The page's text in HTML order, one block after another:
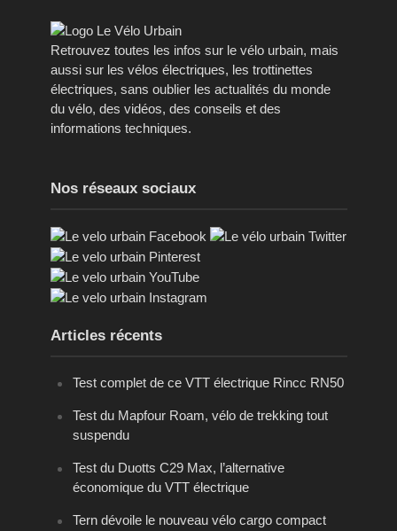
Retrouvez toutes les infos sur le vélo urbain, mais
aussi sur les vélos électriques, les trottinettes
électriques, sans oublier les actualités du monde
du vélo, des vidéos, des conseils et des
informations techniques.
Nos réseaux sociaux
Articles récents
Test complet de ce VTT électrique Rincc RN50
Test du Mapfour Roam, vélo de trekking tout
suspendu
Test du Duotts C29 Max, l’alternative
économique du VTT électrique
Tern dévoile le nouveau vélo cargo compact